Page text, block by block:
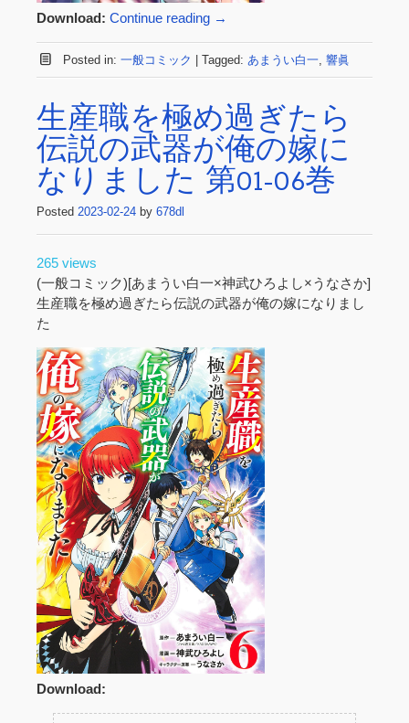
Download: Continue reading →
Posted in: 一般コミック Tagged: あまうい白一, 響眞
生産職を極め過ぎたら
伝説の武器が俺の嫁に
なりました 第01-06巻
Posted 2023-02-24 by 678dl
265 views
(一般コミック)[あまうい白一×神武ひろよし×うなさか]
生産職を極め過ぎたら伝説の武器が俺の嫁になりまし
た
Download: